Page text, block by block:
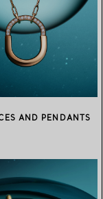
AND PENDANTS